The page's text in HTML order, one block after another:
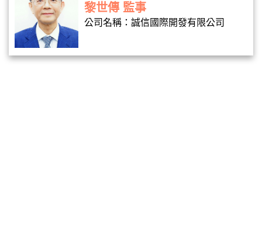
黎世傳 監事
公司名稱：誠信國際開發有限公司